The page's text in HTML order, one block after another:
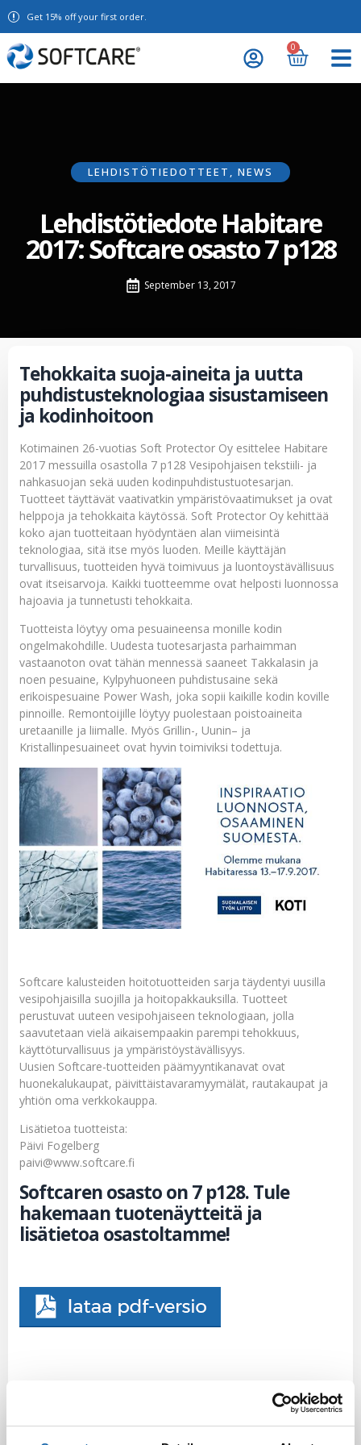
Get 15% off your first order.
0
LEHDISTÖTIEDOTTEET , NEWS
Lehdistötiedote Habitare
2017: Softcare osasto 7 p128
September 13, 2017
Tehokkaita suoja-aineita ja uutta
puhdistusteknologiaa sisustamiseen
ja kodinhoitoon
Kotimainen 26-vuotias Soft Protector Oy esittelee Habitare
2017 messuilla osastolla 7 p128 Vesipohjaisen tekstiili- ja
nahkasuojan sekä uuden kodinpuhdistustuotesarjan.
Tuotteet täyttävät vaativatkin ympäristövaatimukset ja ovat
helppoja ja tehokkaita käytössä. Soft Protector Oy kehittää
koko ajan tuotteitaan hyödyntäen alan viimeisintä
teknologiaa, sitä itse myös luoden. Meille käyttäjän
turvallisuus, tuotteiden hyvä toimivuus ja luontoystävällisuus
ovat itseisarvoja. Kaikki tuotteemme ovat helposti luonnossa
hajoavia ja tunnetusti tehokkaita.
Tuotteista löytyy oma pesuaineensa monille kodin
ongelmakohdille. Uudesta tuotesarjasta parhaimman
vastaanoton ovat tähän mennessä saaneet Takkalasin ja
noen pesuaine, Kylpyhuoneen puhdistusaine sekä
erikoispesuaine Power Wash, joka sopii kaikille kodin koville
pinnoille. Remontoijille löytyy puolestaan poistoaineita
uretaanille ja liimalle. Myös Grillin-, Uunin– ja
Kristallinpesuaineet ovat hyvin toimiviksi todettuja.
Softcare kalusteiden hoitotuotteiden sarja täydentyi uusilla
vesipohjaisilla suojilla ja hoitopakkauksilla. Tuotteet
perustuvat uuteen vesipohjaiseen teknologiaan, jolla
saavutetaan vielä aikaisempaakin parempi tehokkuus,
käyttöturvallisuus ja ympäristöystävällisyys.
Uusien Softcare-tuotteiden päämyyntikanavat ovat
huonekalukaupat, päivittäistavaramyymälät, rautakaupat ja
yhtiön oma verkkokauppa.
Lisätietoa tuotteista:
Päivi Fogelberg
paivi@www.softcare.fi
Softcaren osasto on 7 p128. Tule
hakemaan tuotenäytteitä ja
lisätietoa osastoltamme!